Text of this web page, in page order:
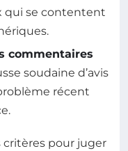
qui se contentent
commentaires
soudaine d’avis
récent
critères pour juger